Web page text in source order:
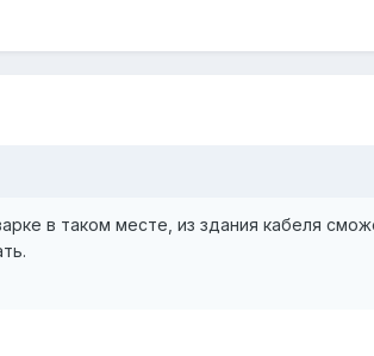
в таком месте, из здания кабеля